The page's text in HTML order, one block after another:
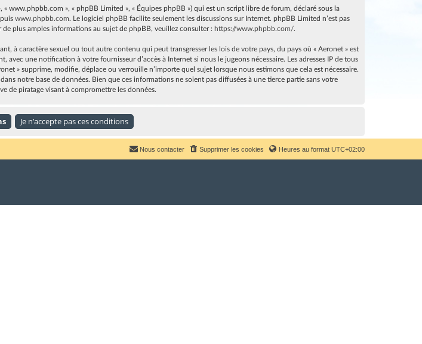
www.phpbb.com », « phpBB Limited », « Équipes phpBB ») qui est un script libre de forum, déclaré sous la
www.phpbb.com. Le logiciel phpBB facilite seulement les discussions sur Internet. phpBB Limited n’est pas
plus amples informations au sujet de phpBB, veuillez consulter : https://www.phpbb.com/.
à caractère sexuel ou tout autre contenu qui peut transgresser les lois de votre pays, du pays où « Aeronet » est
une notification à votre fournisseur d’accès à Internet si nous le jugeons nécessaire. Les adresses IP de tous
» supprime, modifie, déplace ou verrouille n’importe quel sujet lorsque nous estimons que cela est nécessaire.
notre base de données. Bien que ces informations ne soient pas diffusées à une tierce partie sans votre
de piratage visant à compromettre les données.
Heures au format UTC+02:00
Supprimer les cookies
Nous contacter